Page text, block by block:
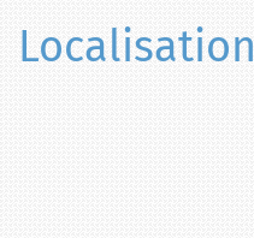
Localisation